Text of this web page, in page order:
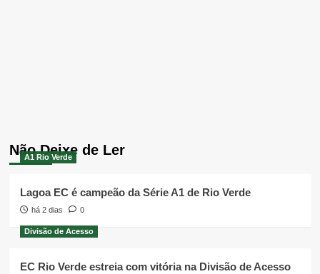
Não Deixe de Ler
A1 Rio Verde
Lagoa EC é campeão da Série A1 de Rio Verde
há 2 dias 0
Divisão de Acesso
EC Rio Verde estreia com vitória na Divisão de Acesso